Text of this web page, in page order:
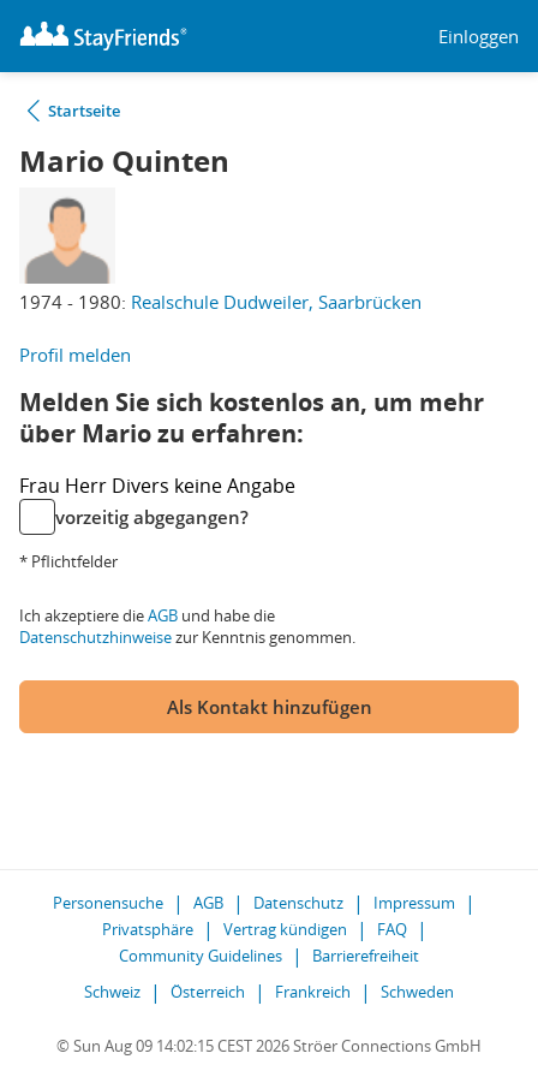
Einloggen
Startseite
Mario Quinten
1974 - 1980: Realschule Dudweiler, Saarbrücken
Profil melden
Melden Sie sich kostenlos an, um mehr
über Mario zu erfahren:
Frau Herr Divers keine Angabe
vorzeitig abgegangen?
* Pflichtfelder
Ich akzeptiere dieAGB und habe die
Datenschutzhinweisezur Kenntnis genommen.
Als Kontakt hinzufügen
Personensuche AGB Datenschutz
Impressum
Privatsphäre
Vertrag kündigen
FAQ
Community Guidelines
Barrierefreiheit
Schweiz
Österreich Frankreich Schweden
© Sun Aug 09 14:02:15 CEST 2026 Ströer Connections GmbH